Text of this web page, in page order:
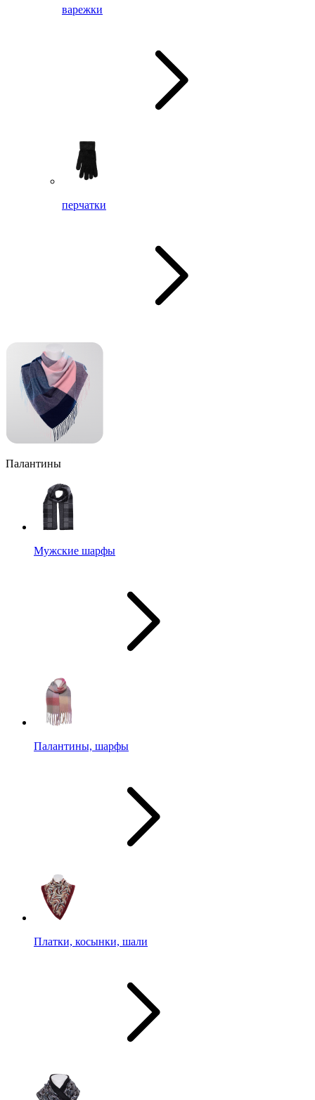
варежки
перчатки
Палантины
Мужские шарфы
Палантины, шарфы
Платки, косынки, шали